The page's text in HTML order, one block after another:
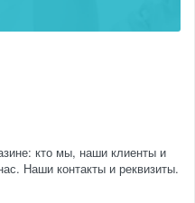
кто мы, наши клиенты и
Наши контакты и реквизиты.